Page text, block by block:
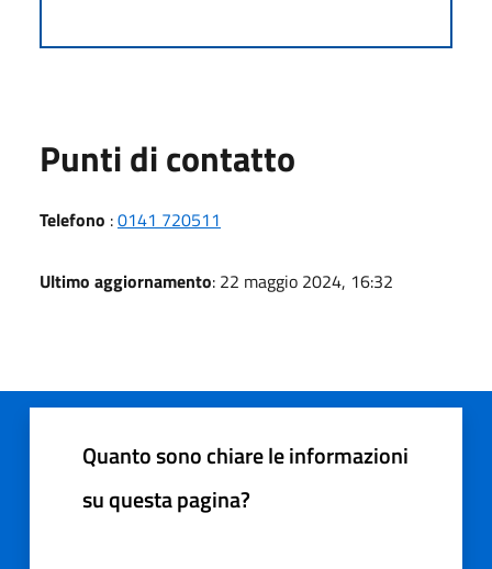
Punti di contatto
Telefono :0141 720511
Ultimo aggiornamento: 22 maggio 2024, 16:32
Quanto sono chiare le informazioni
su questa pagina?